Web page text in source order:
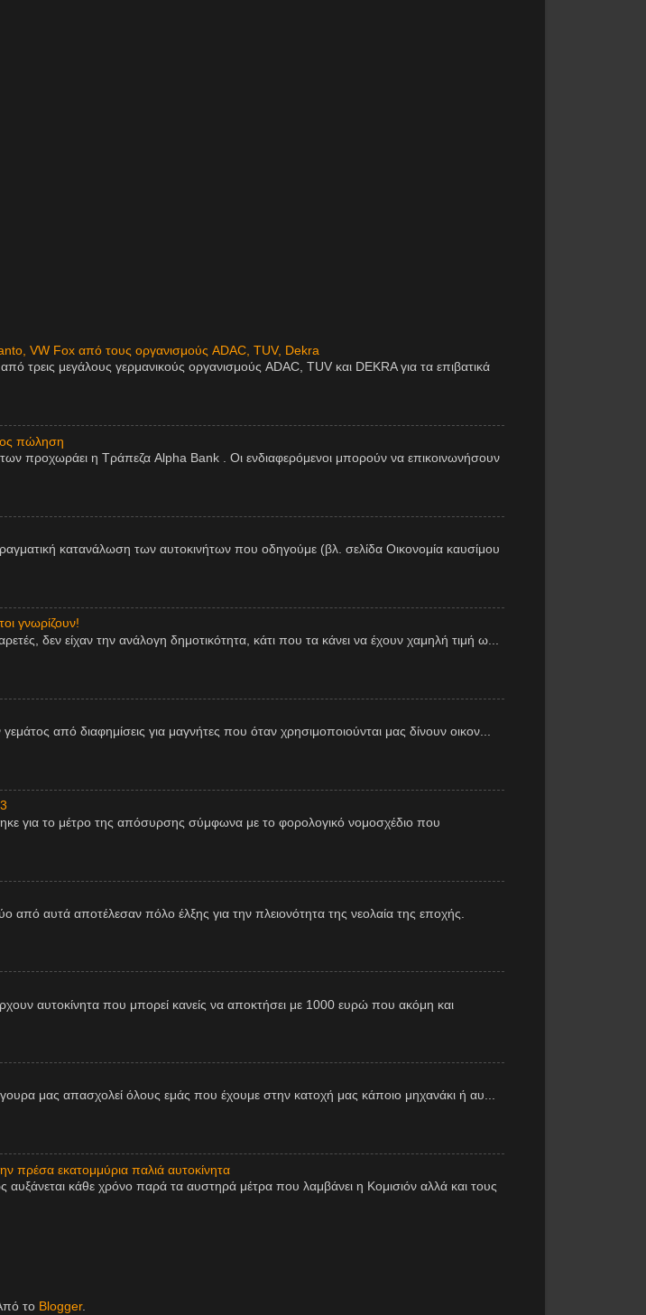
VW Fox από τους οργανισμούς ADAC, TUV, Dekra
τρεις μεγάλους γερμανικούς οργανισμούς ADAC, TUV και DEKRA για τα επιβατικά
πώληση
προχωράει η Τράπεζα Alpha Bank . Οι ενδιαφερόμενοι μπορούν να επικοινωνήσουν
κατανάλωση των αυτοκινήτων που οδηγούμε (βλ. σελίδα Οικονομία καυσίμου
γνωρίζουν!
δεν είχαν την ανάλογη δημοτικότητα, κάτι που τα κάνει να έχουν χαμηλή τιμή ω...
από διαφημίσεις για μαγνήτες που όταν χρησιμοποιούνται μας δίνουν οικον...
για το μέτρο της απόσυρσης σύμφωνα με το φορολογικό νομοσχέδιο που
αυτά αποτέλεσαν πόλο έλξης για την πλειονότητα της νεολαία της εποχής.
αυτοκίνητα που μπορεί κανείς να αποκτήσει με 1000 ευρώ που ακόμη και
μας απασχολεί όλους εμάς που έχουμε στην κατοχή μας κάποιο μηχανάκι ή αυ...
πρέσα εκατομμύρια παλιά αυτοκίνητα
κάθε χρόνο παρά τα αυστηρά μέτρα που λαμβάνει η Κομισιόν αλλά και τους
το Blogger.